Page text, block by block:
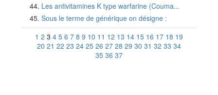
Les antivitamines K type warfarine (Couma...
Sous le terme de générique on désigne :
1 2 3 4 5 6 7 8 9 10 11 12 13 14 15 16 17 18 19
20 21 22 23 24 25 26 27 28 29 30 31 32 33 34
35 36 37